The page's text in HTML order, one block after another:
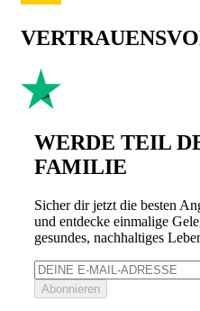
WERDE TEIL
FAMILIE
Sicher dir jetzt die besten
und entdecke einmalige
gesundes, nachhaltiges
Abonnieren